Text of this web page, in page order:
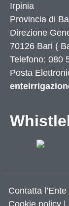
Irpinia
Provincia di
Direzione
70126 Bari (
Telefono: 080
Posta
Contatta l’Ente|